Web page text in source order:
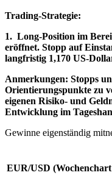
Trading-Strategie:
1. Long-Position im
eröffnet. Stopp auf
langfristig 1,170 US-
Anmerkungen: Stopps
Orientierungspunkte zu
eigenen Risiko- und
Entwicklung im
Gewinne eigenständig
EUR/USD